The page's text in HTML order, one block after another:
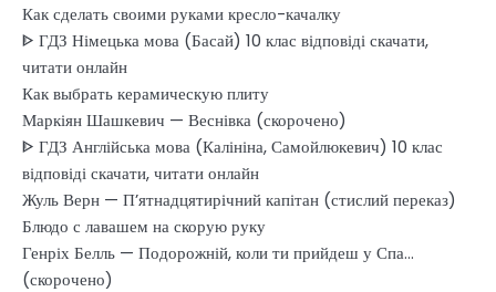
Как сделать своими руками кресло-качалку
ᐈ ГДЗ Німецька мова (Басай) 10 клас відповіді скачати,
читати онлайн
Как выбрать керамическую плиту
Маркіян Шашкевич — Веснівка (скорочено)
ᐈ ГДЗ Англійська мова (Калініна, Самойлюкевич) 10 клас
відповіді скачати, читати онлайн
Жуль Верн — П’ятнадцятирічний капітан (стислий переказ)
Блюдо с лавашем на скорую руку
Генріх Белль — Подорожній, коли ти прийдеш у Спа…
(скорочено)